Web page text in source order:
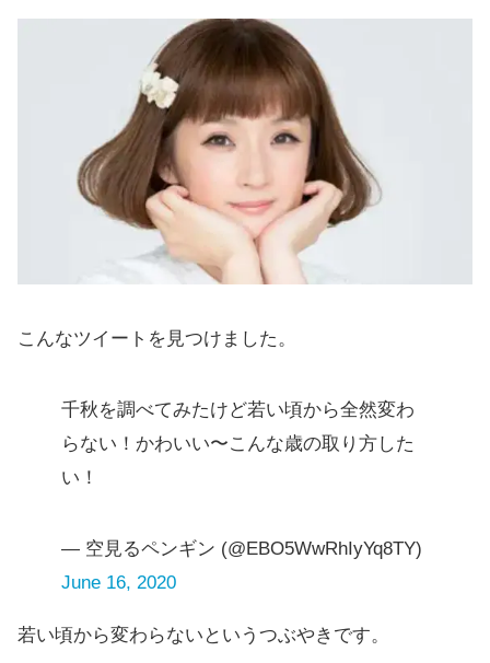
こんなツイートを見つけました。
千秋を調べてみたけど若い頃から全然変わ
らない！かわいい〜こんな歳の取り方した
い！
— 空見るペンギン (@EBO5WwRhIyYq8TY)
June 16, 2020
若い頃から変わらないというつぶやきです。